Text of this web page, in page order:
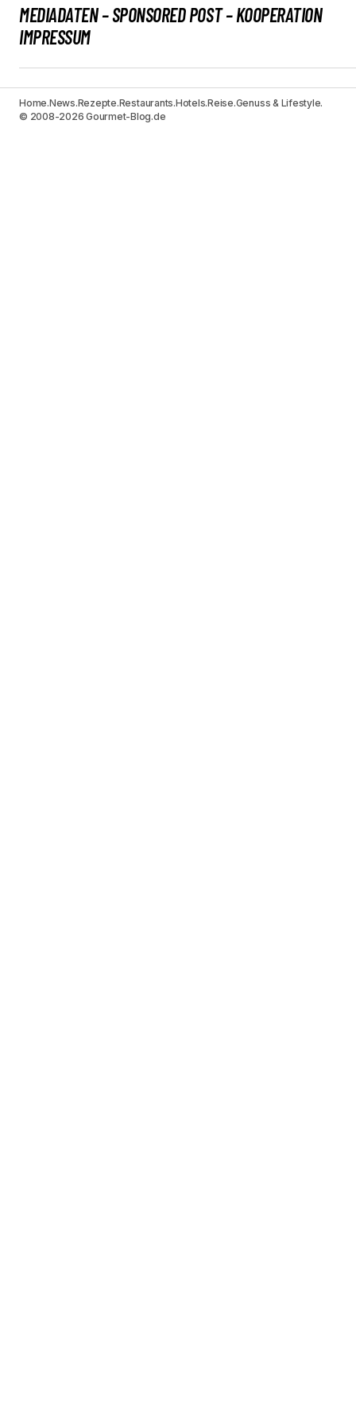
MEDIADATEN – SPONSORED POST – KOOPERATION
IMPRESSUM
Home.News.Rezepte.Restaurants.Hotels.Reise.Genuss & Lifestyle.
© 2008-2026 Gourmet-Blog.de